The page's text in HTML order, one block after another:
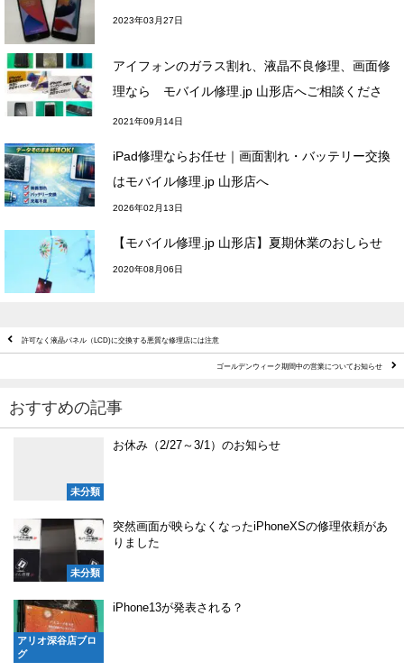
2023年03月27日
アイフォンのガラス割れ、液晶不良修理、画面修
理なら モバイル修理.jp 山形店へご相談くださ
い！
2021年09月14日
iPad修理ならお任せ｜画面割れ・バッテリー交換
はモバイル修理.jp 山形店へ
2026年02月13日
【モバイル修理.jp 山形店】夏期休業のおしらせ
2020年08月06日
許可なく液晶パネル（LCD)に交換する悪質な修理店には注意
ゴールデンウィーク期間中の営業についてお知らせ
おすすめの記事
未分類
お休み（2/27～3/1）のお知らせ
未分類
突然画面が映らなくなったiPhoneXSの修理依頼があ
りました
アリオ深谷店ブロ
グ
iPhone13が発表される？